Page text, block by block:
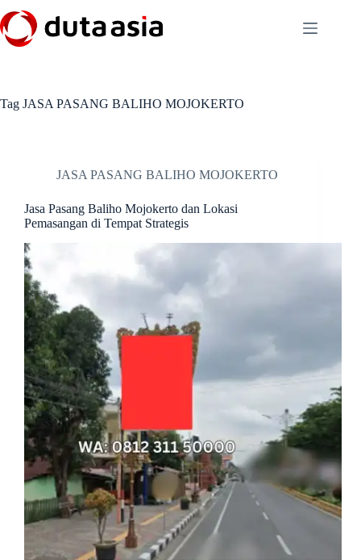
to
content
Tag JASA PASANG BALIHO MOJOKERTO
JASA PASANG BALIHO MOJOKERTO
Jasa Pasang Baliho Mojokerto dan Lokasi
Pemasangan di Tempat Strategis